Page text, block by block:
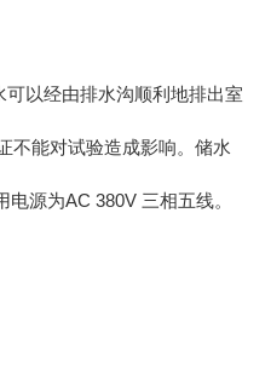
以经由排水沟顺利地排出室
不能对试验造成影响。储水
源为AC 380V 三相五线。